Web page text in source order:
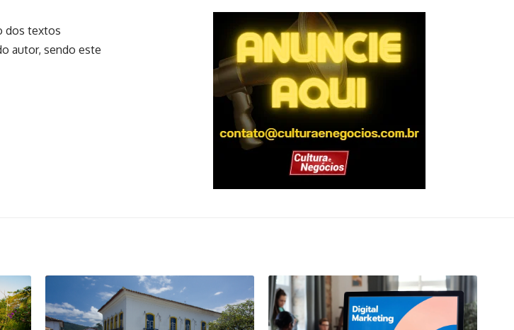
dos textos
autor, sendo este